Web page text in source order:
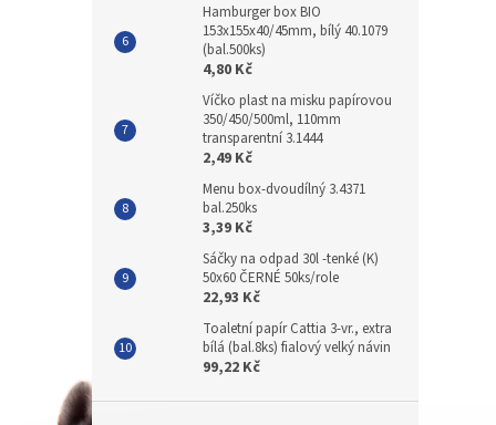
Hamburger box BIO
153x155x40/45mm, bílý 40.1079
(bal.500ks)
4,80 Kč
Víčko plast na misku papírovou
350/450/500ml, 110mm
transparentní 3.1444
2,49 Kč
Menu box-dvoudílný 3.4371
bal.250ks
3,39 Kč
Sáčky na odpad 30l -tenké (K)
50x60 ČERNÉ 50ks/role
22,93 Kč
Toaletní papír Cattia 3-vr., extra
bílá (bal.8ks) fialový velký návin
99,22 Kč